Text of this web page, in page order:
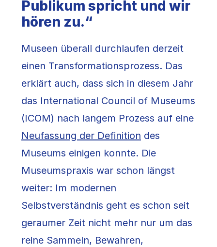
Publikum spricht und wir
hören zu.“
Museen überall durchlaufen derzeit
einen Transformationsprozess. Das
erklärt auch, dass sich in diesem Jahr
das International Council of Museums
(ICOM) nach langem Prozess auf eine
Neufassung der Definition des
Museums einigen konnte. Die
Museumspraxis war schon längst
weiter: Im modernen
Selbstverständnis geht es schon seit
geraumer Zeit nicht mehr nur um das
reine Sammeln, Bewahren,